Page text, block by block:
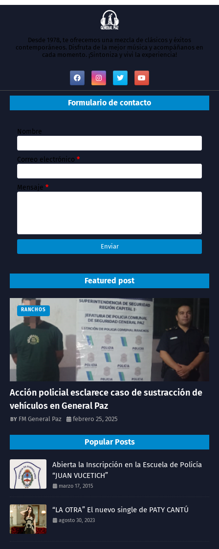
Desde 1978, te ofrecemos una mezcla de clásicos y éxitos
contemporáneos. Disfruta de la mejor música y acompáñanos en
cada momento. ¡Sintoniza y vivi la experiencia!
Formulario de contacto
Nombre
Correo electrónico *
Mensaje *
Featured post
RANCHOS
Acción policial esclarece caso de sustracción de
vehículos en General Paz
FM General Paz febrero 25, 2025
Popular Posts
Abierta la Inscripción en la Escuela de Policía
“JUAN VUCETICH”
marzo 17, 2015
“LA OTRA” El nuevo single de PATY CANTÚ
agosto 30, 2023